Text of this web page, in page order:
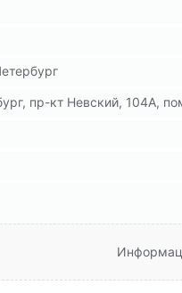
пр-кт Невский, 104А,